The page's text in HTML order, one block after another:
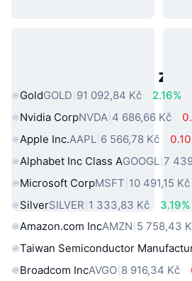
Populární aktiva z
GoldGOLD 91 092,84 Kč
2.16%
Nvidia CorpNVDA 4 686,66 Kč
Apple Inc.AAPL 6 566,78 Kč
Alphabet Inc Class AGOOGL 7
Microsoft CorpMSFT 10 491,15 Kč
SilverSILVER 1 333,83 Kč
3.19%
Amazon.com IncAMZN 5 758,43
Taiwan Semiconductor
Broadcom IncAVGO 8 916,34 Kč